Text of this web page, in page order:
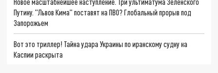
Путину. "Львов Кима" поставят на ПВО? Глобальный прорыв под
Запорожьем
Вот это триллер! Тайна удара Украины по иранскому судну на
Каспии раскрыта